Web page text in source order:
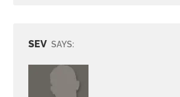
SEV SAYS: